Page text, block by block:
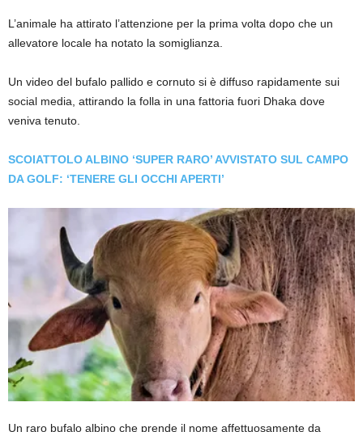
L’animale ha attirato l’attenzione per la prima volta dopo che un
allevatore locale ha notato la somiglianza.
Un video del bufalo pallido e cornuto si è diffuso rapidamente sui
social media, attirando la folla in una fattoria fuori Dhaka dove
veniva tenuto.
SCOIATTOLO ALBINO ‘SUPER RARO’ AVVISTATO SUL CAMPO
DA GOLF: ‘TENERE GLI OCCHI APERTI’
Un raro bufalo albino che prende il nome affettuosamente da